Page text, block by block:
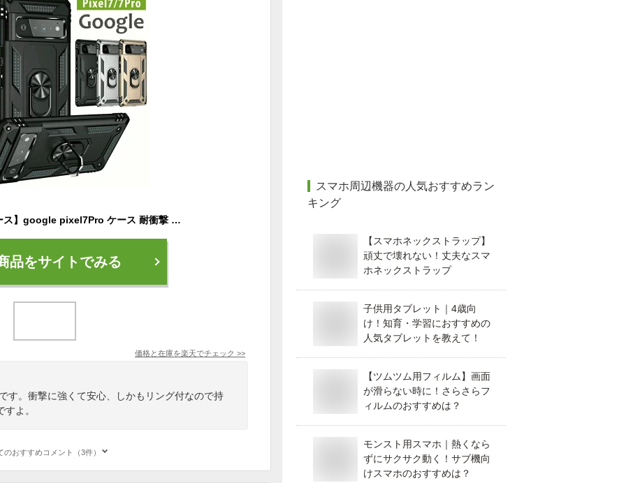
【Google Pixel7 ケース】google pixel7Pro ケース 耐衝撃 頑丈 リング google pixel 7 耐衝撃 pixel7 ケース pixel7Pro ケース ピクセル7 ケース カメラ保護 マグネット pixel 7 Pro ケース スタンド機能 横置き メンズ かっこいい 軽量 薄型 バンカーリング
品をサイトでみる
価格と在庫を楽天でチェック >>
す。衝撃に強くて安心、しかもリング付なので持
よ。
のおすすめコメント（3件）
スマホ周辺機器の人気おすすめラン
キング
【スマホネックストラップ】
頑丈で壊れない！丈夫なスマ
ホネックストラップ
子供用タブレット｜4歳向
け！知育・学習におすすめの
人気タブレットを教えて！
【ツムツム用フィルム】画面
が滑らない時に！さらさらフ
ィルムのおすすめは？
モンスト用スマホ｜熱くなら
ずにサクサク動く！サブ機向
けスマホのおすすめは？